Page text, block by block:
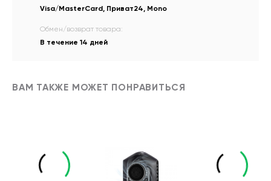
Visa/MasterCard, Приват24, Mono
Обмен/возврат товара:
В течение 14 дней
ВАМ ТАКЖЕ МОЖЕТ ПОНРАВИТЬСЯ